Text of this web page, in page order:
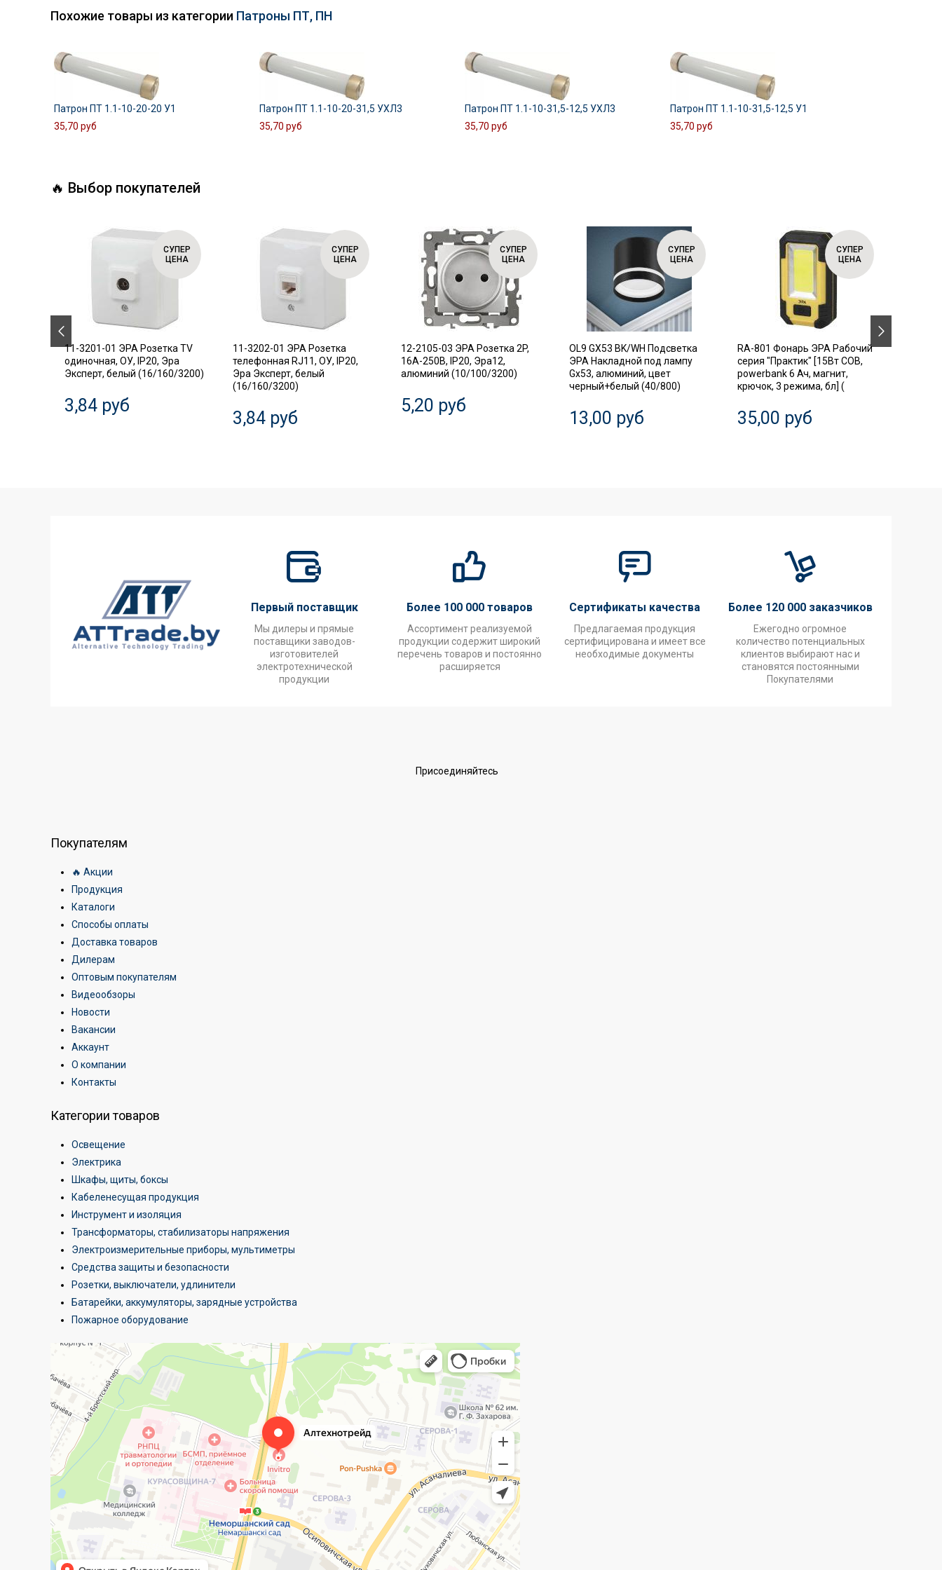
Похожие товары из категории Патроны ПТ, ПН
Патрон ПТ 1.1-10-20-20 У1
35,70 руб
Патрон ПТ 1.1-10-20-31,5 УХЛ3
35,70 руб
Патрон ПТ 1.1-10-31,5-12,5 УХЛ3
35,70 руб
Патрон ПТ 1.1-10-31,5-12,5 У1
35,70 руб
🔥 Выбор покупателей
СУПЕР
ЦЕНА
11-3201-01 ЭРА Розетка TV
одиночная, ОУ, IP20, Эра
Эксперт, белый (16/160/3200)
3,84 руб
СУПЕР
ЦЕНА
11-3202-01 ЭРА Розетка
телефонная RJ11, ОУ, IP20,
Эра Эксперт, белый
(16/160/3200)
3,84 руб
СУПЕР
ЦЕНА
12-2105-03 ЭРА Розетка 2P,
16A-250В, IP20, Эра12,
алюминий (10/100/3200)
5,20 руб
СУПЕР
ЦЕНА
OL9 GX53 BK/WH Подсветка
ЭРА Накладной под лампу
Gx53, алюминий, цвет
черный+белый (40/800)
13,00 руб
СУПЕР
ЦЕНА
RA-801 Фонарь ЭРА Рабочий
серия "Практик" [15Вт COB,
powerbank 6 Ач, магнит,
крючок, 3 режима, бл] (
35,00 руб
Первый поставщик
Мы дилеры и прямые
поставщики заводов-
изготовителей
электротехнической
продукции
Более 100 000 товаров
Ассортимент реализуемой
продукции содержит широкий
перечень товаров и постоянно
расширяется
Сертификаты качества
Предлагаемая продукция
сертифицирована и имеет все
необходимые документы
Более 120 000 заказчиков
Ежегодно огромное
количество потенциальных
клиентов выбирают нас и
становятся постоянными
Покупателями
Присоединяйтесь
Покупателям
🔥 Акции
Продукция
Каталоги
Способы оплаты
Доставка товаров
Дилерам
Оптовым покупателям
Видеообзоры
Новости
Вакансии
Аккаунт
О компании
Контакты
Категории товаров
Освещение
Электрика
Шкафы, щиты, боксы
Кабеленесущая продукция
Инструмент и изоляция
Трансформаторы, стабилизаторы напряжения
Электроизмерительные приборы, мультиметры
Средства защиты и безопасности
Розетки, выключатели, удлинители
Батарейки, аккумуляторы, зарядные устройства
Пожарное оборудование
Электротехническая продукция в Минске
Оптовая компания в Минске